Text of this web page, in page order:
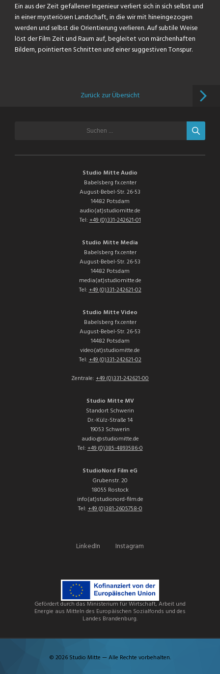
Ein aus der Zeit gefallener Ingenieur verliert sich in sich selbst und
in einer mysteriösen Landschaft, in die wir mit hineingezogen
werden und selbst die Orientierung verlieren. Auf subtile Weise
löst der Film Zeit und Raum auf, begleitet von märchenhaften
Bildern, pointierten Schnitten und einer suggestiven Tonspur.
Zurück zur Übersicht
Studio Mitte Audio
Babelsberg fx.center
August-Bebel-Str. 26-53
14482 Potsdam
audio(at)studiomitte.de
Tel:+49 (0)331-242621-01
Studio Mitte Media
Babelsberg fx.center
August-Bebel-Str. 26-53
14482 Potsdam
media(at)studiomitte.de
Tel:+49 (0)331-242621-02
Studio Mitte Video
Babelsberg fx.center
August-Bebel-Str. 26-53
14482 Potsdam
video(at)studiomitte.de
Tel:+49 (0)331-242621-02
Zentrale: +49 (0)331-242621-00
Studio Mitte MV
Standort Schwerin
Dr.-Külz-Straße 14
19053 Schwerin
audio@studiomitte.de
Tel:+49 (0)385-4893586-0
StudioNord Film eG
Grubenstr. 20
18055 Rostock
info(at)studionord-film.de
Tel:+49 (0)381-2605758-0
LinkedIn Instagram
Gefördert durch das Ministerium für Wirtschaft, Arbeit und
Energie aus Mitteln des Europäischen Sozialfonds und des
Landes Brandenburg.
© 2026 Studio Mitte — Alle Rechte vorbehalten.